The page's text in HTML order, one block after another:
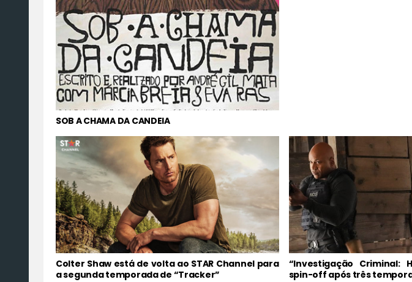
SOB A CHAMA DA CANDEIA
Colter Shaw está de volta ao STAR Channel para
a segunda temporada de “Tracker”
“Investigação Criminal:
spin-off após três